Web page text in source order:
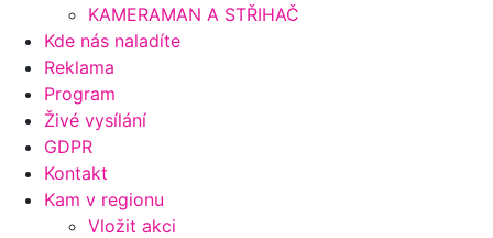
KAMERAMAN A STŘIHAČ
Kde nás naladíte
Reklama
Program
Živé vysílání
GDPR
Kontakt
Kam v regionu
Vložit akci